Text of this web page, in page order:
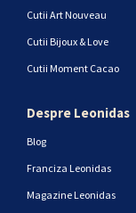
Cutii Art Nouveau
Cutii Bijoux & Love
Cutii Moment Cacao
Despre Leonidas
Blog
Franciza Leonidas
Magazine Leonidas